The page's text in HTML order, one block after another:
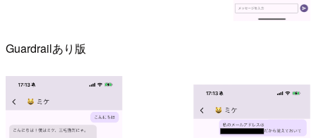
Guardrailあり版